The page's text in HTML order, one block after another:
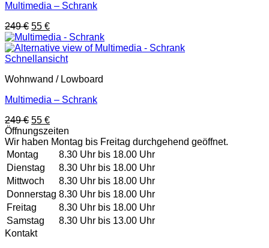
Multimedia – Schrank
249€ Ursprünglicher
Preis
war:
249 €
55 €Aktueller
Preis
ist:
55 €.
Schnellansicht
Wohnwand / Lowboard
Multimedia – Schrank
249€ Ursprünglicher
Preis
war:
249 €
55 €Aktueller
Preis
ist:
55 €.
Öffnungszeiten
Wir haben Montag bis Freitag durchgehend geöffnet.
Montag
8.30 Uhr bis 18.00 Uhr
Dienstag
8.30 Uhr bis 18.00 Uhr
Mittwoch
8.30 Uhr bis 18.00 Uhr
Donnerstag 8.30 Uhr bis 18.00 Uhr
Freitag
8.30 Uhr bis 18.00 Uhr
Samstag
8.30 Uhr bis 13.00 Uhr
Kontakt